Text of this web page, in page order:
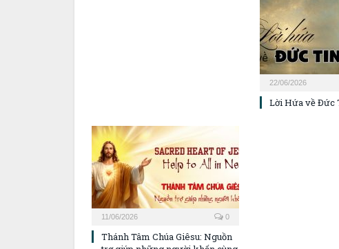
22/06/2026
Lời Hứa về Đức
11/06/2026 0
Thánh Tâm Chúa Giêsu: Nguồn